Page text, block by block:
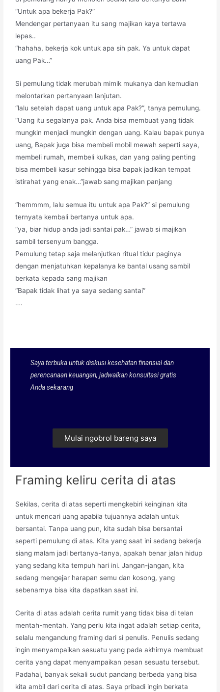
“Untuk apa bekerja Pak?”
Mendengar pertanyaan itu sang majikan kaya tertawa
lepas..
“hahaha, bekerja kok untuk apa sih pak. Ya untuk dapat
uang Pak…”
Si pemulung tidak merubah mimik mukanya dan kemudian
melontarkan pertanyaan lanjutan.
“lalu setelah dapat uang untuk apa Pak?”, tanya pemulung.
“Uang itu segalanya pak. Anda bisa membuat yang tidak
mungkin menjadi mungkin dengan uang. Kalau bapak punya
uang, Bapak juga bisa membeli mobil mewah seperti saya,
membeli rumah, membeli kulkas, dan yang paling penting
bisa membeli kasur sehingga bisa bapak jadikan tempat
istirahat yang enak…”jawab sang majikan panjang
“hemmmm, lalu semua itu untuk apa Pak?” si pemulung
ternyata kembali bertanya untuk apa.
“ya, biar hidup anda jadi santai pak…” jawab si majikan
sambil tersenyum bangga.
Pemulung tetap saja melanjutkan ritual tidur paginya
dengan menjatuhkan kepalanya ke bantal usang sambil
berkata kepada sang majikan
“Bapak tidak lihat ya saya sedang santai”
….
Saya terbuka untuk diskusi kesehatan finansial dan
perencanaan keuangan, jadwalkan konsultasi gratis
Anda sekarang
Mulai ngobrol bareng saya
Framing keliru cerita di atas
Sekilas, cerita di atas seperti mengkebiri keinginan kita
untuk mencari uang apabila tujuannya adalah untuk
bersantai. Tanpa uang pun, kita sudah bisa bersantai
seperti pemulung di atas. Kita yang saat ini sedang bekerja
siang malam jadi bertanya-tanya, apakah benar jalan hidup
yang sedang kita tempuh hari ini. Jangan-jangan, kita
sedang mengejar harapan semu dan kosong, yang
sebenarnya bisa kita dapatkan saat ini.
Cerita di atas adalah cerita rumit yang tidak bisa di telan
mentah-mentah. Yang perlu kita ingat adalah setiap cerita,
selalu mengandung framing dari si penulis. Penulis sedang
ingin menyampaikan sesuatu yang pada akhirnya membuat
cerita yang dapat menyampaikan pesan sesuatu tersebut.
Padahal, banyak sekali sudut pandang berbeda yang bisa
kita ambil dari cerita di atas. Saya pribadi ingin berkata